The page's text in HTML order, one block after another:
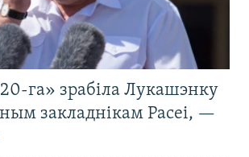
га» зрабіла Лукашэнку
закладнікам Расеі, —